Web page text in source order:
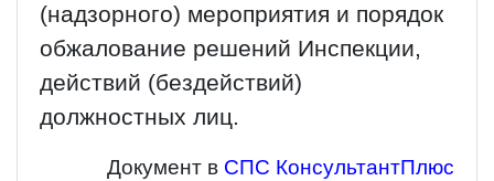
(надзорного) мероприятия и порядок
обжалование решений Инспекции,
действий (бездействий)
должностных лиц.
Документ в СПС КонсультантПлюс